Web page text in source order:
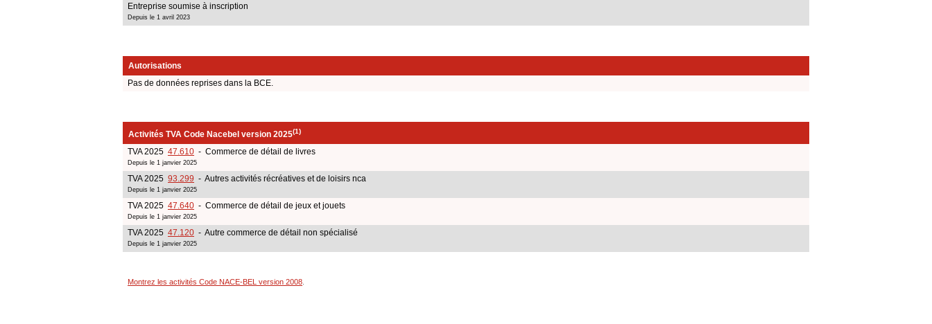
Entreprise soumise à inscription
Depuis le 1 avril 2023
Autorisations
Pas de données reprises dans la BCE.
Activités TVA Code Nacebel version 2025(1)
TVA 2025 47.610 - Commerce de détail de livres
Depuis le 1 janvier 2025
TVA 2025 93.299 - Autres activités récréatives et de loisirs nca
Depuis le 1 janvier 2025
TVA 2025 47.640 - Commerce de détail de jeux et jouets
Depuis le 1 janvier 2025
TVA 2025 47.120 - Autre commerce de détail non spécialisé
Depuis le 1 janvier 2025
Montrez les activités Code NACE-BEL version 2008